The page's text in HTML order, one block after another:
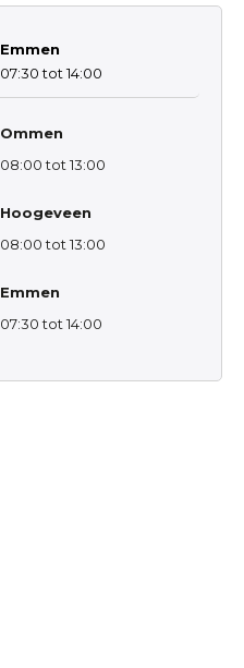
Emmen
07:30 tot 14:00
Ommen
08:00 tot 13:00
Hoogeveen
08:00 tot 13:00
Emmen
07:30 tot 14:00